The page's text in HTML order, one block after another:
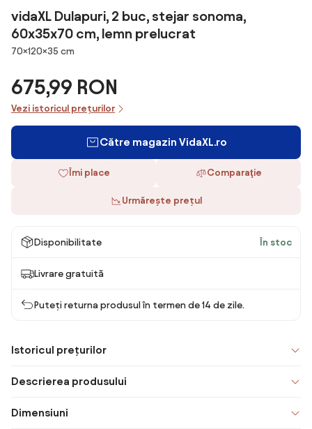
vidaXL Dulapuri, 2 buc, stejar sonoma,
60x35x70 cm, lemn prelucrat
Dimensiuni
70×120×35 cm
675,99 RON
Vezi istoricul prețurilor
Către magazin VidaXL.ro
Îmi place Comparaţie
Urmărește prețul
Disponibilitate În stoc
Livrare gratuită
Puteți returna produsul în termen de 14 de zile.
Istoricul prețurilor
Descrierea produsului
Dimensiuni